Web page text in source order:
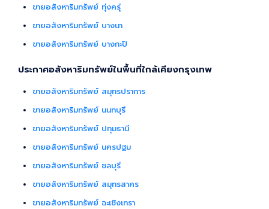
ขายอสังหาริมทรัพย์ ทุ่งครุ่
ขายอสังหาริมทรัพย์ บางนา
ขายอสังหาริมทรัพย์ บางกะปิ
ประกาศอสังหาริมทรัพย์ในพื้นที่ใกล้เคียงกรุงเทพ
ขายอสังหาริมทรัพย์ สมุทรปราการ
ขายอสังหาริมทรัพย์ นนทบุรี
ขายอสังหาริมทรัพย์ ปทุมธานี
ขายอสังหาริมทรัพย์ นครปฐม
ขายอสังหาริมทรัพย์ ชลบุรี
ขายอสังหาริมทรัพย์ สมุทรสาคร
ขายอสังหาริมทรัพย์ ฉะเชิงเทรา